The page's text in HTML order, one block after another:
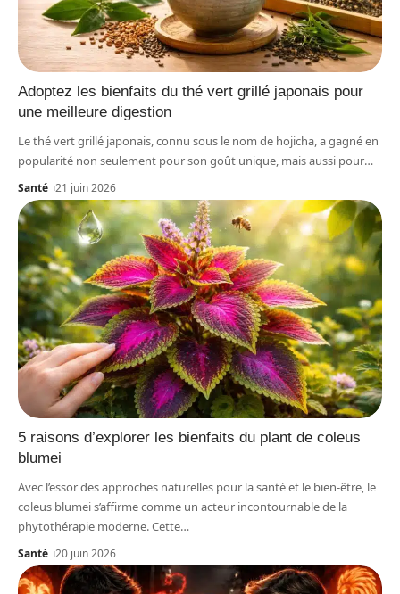
Adoptez les bienfaits du thé vert grillé japonais pour
une meilleure digestion
Le thé vert grillé japonais, connu sous le nom de hojicha, a gagné en
popularité non seulement pour son goût unique, mais aussi pour…
Santé 21 juin 2026
5 raisons d’explorer les bienfaits du plant de coleus
blumei
Avec l’essor des approches naturelles pour la santé et le bien-être, le
coleus blumei s’affirme comme un acteur incontournable de la
phytothérapie moderne. Cette…
Santé 20 juin 2026